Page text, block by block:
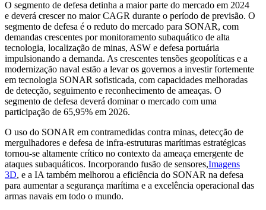
O segmento de defesa detinha a maior parte do mercado em 2024
e deverá crescer no maior CAGR durante o período de previsão. O
segmento de defesa é o reduto do mercado para SONAR, com
demandas crescentes por monitoramento subaquático de alta
tecnologia, localização de minas, ASW e defesa portuária
impulsionando a demanda. As crescentes tensões geopolíticas e a
modernização naval estão a levar os governos a investir fortemente
em tecnologia SONAR sofisticada, com capacidades melhoradas
de detecção, seguimento e reconhecimento de ameaças. O
segmento de defesa deverá dominar o mercado com uma
participação de 65,95% em 2026.
O uso do SONAR em contramedidas contra minas, detecção de
mergulhadores e defesa de infra-estruturas marítimas estratégicas
tornou-se altamente crítico no contexto da ameaça emergente de
ataques subaquáticos. Incorporando fusão de sensores,Imagens
3D, e a IA também melhorou a eficiência do SONAR na defesa
para aumentar a segurança marítima e a excelência operacional das
armas navais em todo o mundo.